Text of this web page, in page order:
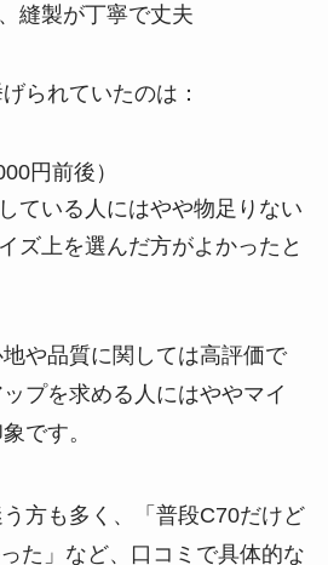
縫製が丁寧で丈夫
られていたのは：
円前後）
ている人にはやや物足りない
ズ上を選んだ方がよかったと
や品質に関しては高評価で
プを求める人にはややマイ
です。
方も多く、「普段C70だけど
た」など、口コミで具体的な